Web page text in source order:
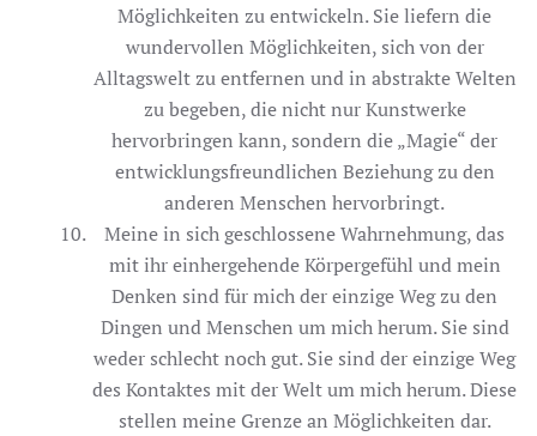
Möglichkeiten zu entwickeln. Sie liefern die
wundervollen Möglichkeiten, sich von der
Alltagswelt zu entfernen und in abstrakte Welten
zu begeben, die nicht nur Kunstwerke
hervorbringen kann, sondern die „Magie“ der
entwicklungsfreundlichen Beziehung zu den
anderen Menschen hervorbringt.
Meine in sich geschlossene Wahrnehmung, das
mit ihr einhergehende Körpergefühl und mein
Denken sind für mich der einzige Weg zu den
Dingen und Menschen um mich herum. Sie sind
weder schlecht noch gut. Sie sind der einzige Weg
des Kontaktes mit der Welt um mich herum. Diese
stellen meine Grenze an Möglichkeiten dar.